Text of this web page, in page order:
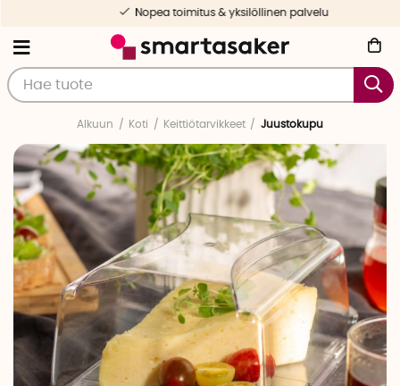
Nopea toimitus & yksilöllinen palvelu
Alkuun Koti Keittiötarvikkeet Juustokupu